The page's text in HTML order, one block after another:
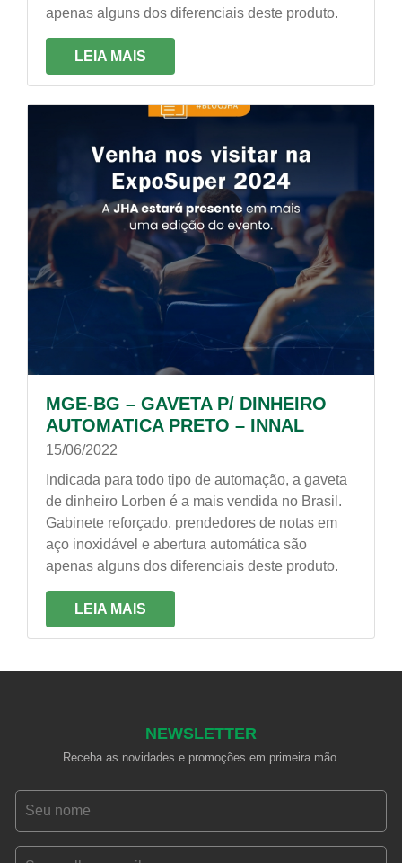
apenas alguns dos diferenciais deste produto.
LEIA MAIS
MGE-BG – GAVETA P/ DINHEIRO
AUTOMATICA PRETO – INNAL
15/06/2022
Indicada para todo tipo de automação, a gaveta
de dinheiro Lorben é a mais vendida no Brasil.
Gabinete reforçado, prendedores de notas em
aço inoxidável e abertura automática são
apenas alguns dos diferenciais deste produto.
LEIA MAIS
NEWSLETTER
Receba as novidades e promoções em primeira mão.